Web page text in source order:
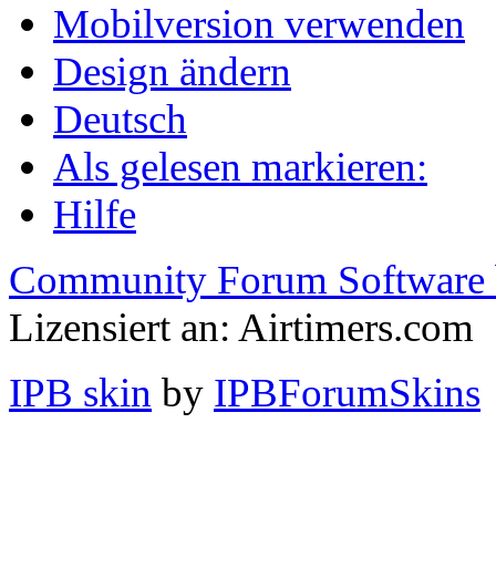
Mobilversion verwenden
Design ändern
Deutsch
Als gelesen markieren:
Hilfe
Community Forum Software
Lizensiert an: Airtimers.com
IPB skin by IPBForumSkins